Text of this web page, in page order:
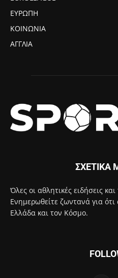
ΕΥΡΩΠΗ
ΚΟΙΝΩΝΙΑ
ΑΓΓΛΙΑ
ΣΧΕΤΙΚΑ
Όλες οι αθλητικές ειδήσεις
Ενημερωθείτε ζωντανά για
Ελλάδα και τον Κόσμο.